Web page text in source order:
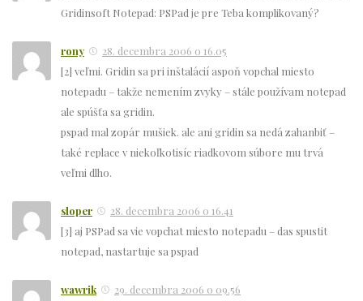
Gridinsoft Notepad: PSPad je pre Teba komplikovaný?
rony
28. decembra 2006 o 16.05
[2] veľmi. Gridin sa pri inštalácií aspoň vopchal miesto
notepadu – takže nemením zvyky – stále používam notepad
ale spúšťa sa gridin.
pspad mal zopár mušiek. ale ani gridin sa nedá zahanbiť –
také replace v niekoľkotisíc riadkovom súbore mu trvá
veľmi dlho.
sloper
28. decembra 2006 o 16.41
[3] aj PSPad sa vie vopchat miesto notepadu – das spustit
notepad, nastartuje sa pspad
wawrik
29. decembra 2006 o 09.56